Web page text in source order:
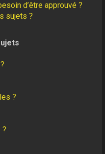
d’être approuvé ?
sujets ?
?
?